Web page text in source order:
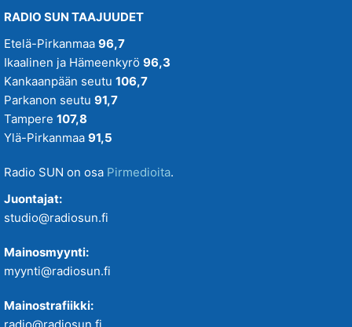
RADIO SUN TAAJUUDET
Etelä-Pirkanmaa 96,7
Ikaalinen ja Hämeenkyrö 96,3
Kankaanpään seutu 106,7
Parkanon seutu 91,7
Tampere 107,8
Ylä-Pirkanmaa 91,5
Radio SUN on osa Pirmedioita.
Juontajat:
studio@radiosun.fi
Mainosmyynti:
myynti@radiosun.fi
Mainostrafiikki: